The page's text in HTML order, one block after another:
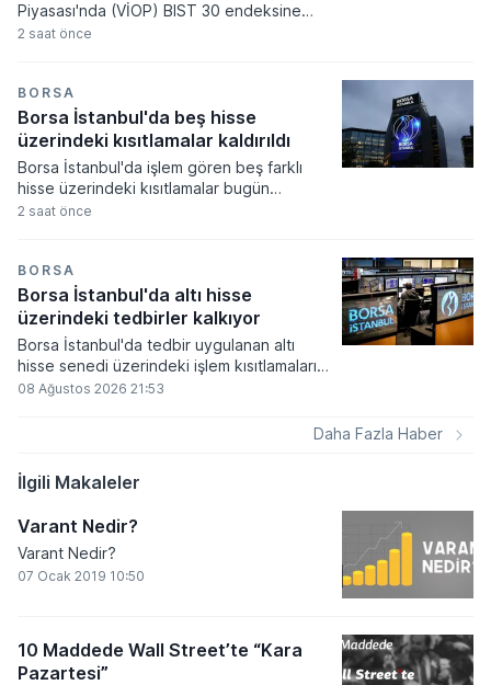
Piyasası'nda (VİOP) BIST 30 endeksine
dayalı ağustos vadeli kontrat haftaya
2 saat önce
BORSA
Borsa İstanbul'da beş hisse
üzerindeki kısıtlamalar kaldırıldı
Borsa İstanbul'da işlem gören beş farklı
hisse üzerindeki kısıtlamalar bugün
itibarıyla kaldırıldı.
2 saat önce
BORSA
Borsa İstanbul'da altı hisse
üzerindeki tedbirler kalkıyor
Borsa İstanbul'da tedbir uygulanan altı
hisse senedi üzerindeki işlem kısıtlamaları
yeni haftada kademeli olarak kalkıyor.
ilgili paylarda normal işlem süreçlerine geri
dönecek.
08 Ağustos 2026 21:53
Daha Fazla Haber
İlgili Makaleler
Varant Nedir?
Varant Nedir?
07 Ocak 2019 10:50
10 Maddede Wall Street’te “Kara
Pazartesi”